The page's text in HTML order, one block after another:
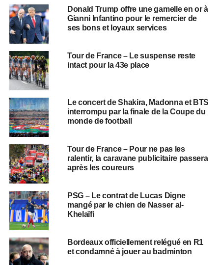
Donald Trump offre une gamelle en or à
Gianni Infantino pour le remercier de
ses bons et loyaux services
Tour de France – Le suspense reste
intact pour la 43e place
Le concert de Shakira, Madonna et BTS
interrompu par la finale de la Coupe du
monde de football
Tour de France – Pour ne pas les
ralentir, la caravane publicitaire passera
après les coureurs
PSG – Le contrat de Lucas Digne
mangé par le chien de Nasser al-
Khelaïfi
Bordeaux officiellement relégué en R1
et condamné à jouer au badminton